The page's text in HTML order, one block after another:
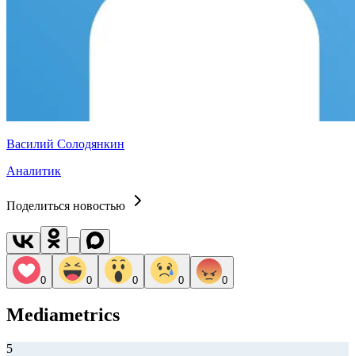
Василий Солодянкин
Аналитик
Поделиться новостью
0 0 0 0 0
Mediametrics
5